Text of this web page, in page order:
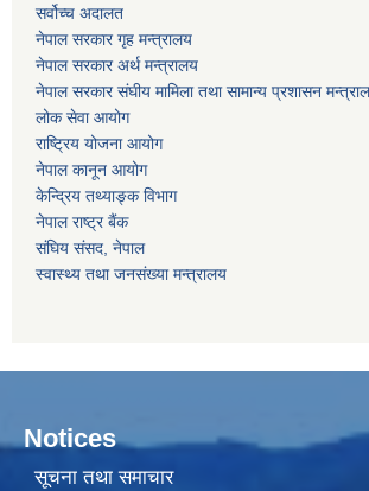
सर्वोच्‍च अदालत
नेपाल सरकार गृह मन्‍‍‍त्रालय
नेपाल सरकार अर्थ मन्‍त्रालय
नेपाल सरकार संघीय मामिला तथा सामान्य प्रशासन
लोक सेवा आयोग
राष्‍ट्रिय योजना आयोग
नेपाल कानून आयोग
केन्द्रिय तथ्याङ्क विभाग
नेपाल राष्‍ट्र बैंक
संघिय संसद, नेपाल
स्वास्थ्य तथा जनसंख्या मन्त्रालय
Notices
सूचना तथा समाचार